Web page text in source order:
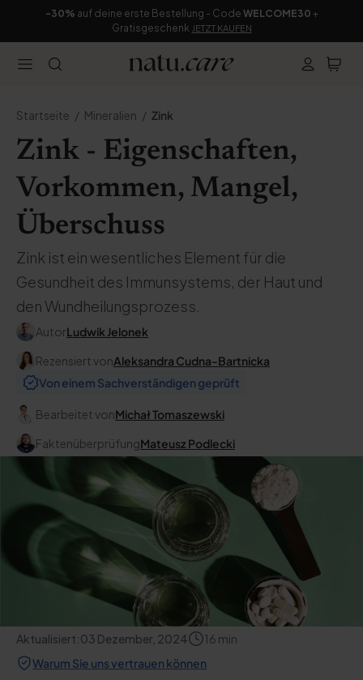
-30% auf deine erste Bestellung - Code WELCOME30 +
Gratisgeschenk JETZT KAUFEN
Startseite Mineralien Zink
Zink - Eigenschaften,
Vorkommen, Mangel,
Überschuss
Zink ist ein wesentliches Element für die
Gesundheit des Immunsystems, der Haut und
den Wundheilungsprozess.
AutorLudwik Jelonek
Rezensiert vonAleksandra Cudna-Bartnicka
Von einem Sachverständigen geprüft
Bearbeitet vonMichał Tomaszewski
FaktenüberprüfungMateusz Podlecki
Aktualisiert:03 Dezember, 2024 16 min
Warum Sie uns vertrauen können